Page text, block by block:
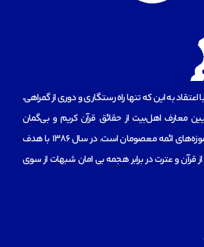
به این که تنها راه رستگاری و دوری از گمراهی،
معارف اهل‌بیت از حقائق قرآن کریم و بی‌گمان
معارف اعتقادی سرلوحه آموزه‌های ائمه معصومان است، در سال 1386 با هدف
و عترت در برابر هجمه بی امان شبهات از سوی